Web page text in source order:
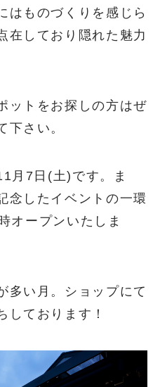
はものづくりを感じら
在しており隠れた魅力
ットをお探しの方はぜ
下さい。
月7日(土)です。ま
念したイベントの一環
オープンいたしま
多い月。ショップにて
しております！